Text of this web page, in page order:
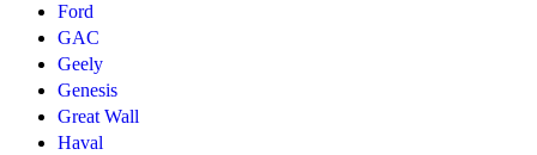
Ford
GAC
Geely
Genesis
Great Wall
Haval